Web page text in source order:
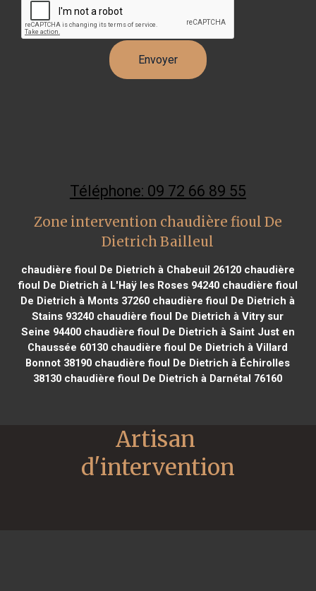
Téléphone: 09 72 66 89 55
Zone intervention chaudière fioul De
Dietrich Bailleul
chaudière fioul De Dietrich à Chabeuil 26120chaudière
fioul De Dietrich à L'Haÿ les Roses 94240chaudière fioul
De Dietrich à Monts 37260 chaudière fioul De Dietrich à
Stains 93240 chaudière fioul De Dietrich à Vitry sur
Seine 94400chaudière fioul De Dietrich à Saint Just en
Chaussée 60130 chaudière fioul De Dietrich à Villard
Bonnot 38190 chaudière fioul De Dietrich à Échirolles
38130 chaudière fioul De Dietrich à Darnétal 76160
Artisan
d'intervention